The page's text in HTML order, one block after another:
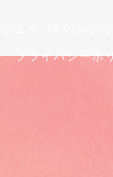
プライバシーポ